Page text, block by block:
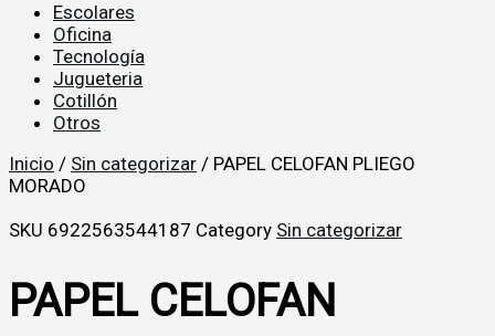
Escolares
Oficina
Tecnología
Jugueteria
Cotillón
Otros
Inicio / Sin categorizar / PAPEL CELOFAN PLIEGO
MORADO
SKU 6922563544187 Category Sin categorizar
PAPEL CELOFAN